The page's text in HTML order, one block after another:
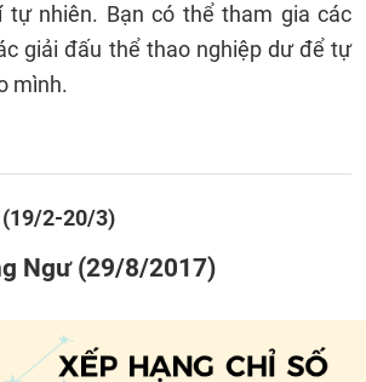
tự nhiên. Bạn có thể tham gia các
giải đấu thể thao nghiệp dư để tự
mình.
(19/2-20/3)
Ngư (29/8/2017)